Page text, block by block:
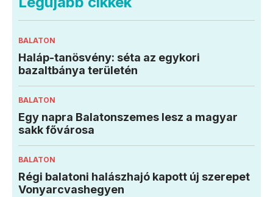
BALATON
Haláp-tanösvény: séta az egykori
bazaltbánya területén
BALATON
Egy napra Balatonszemes lesz a magyar
sakk fővárosa
BALATON
Régi balatoni halászhajó kapott új szerepet
Vonyarcvashegyen